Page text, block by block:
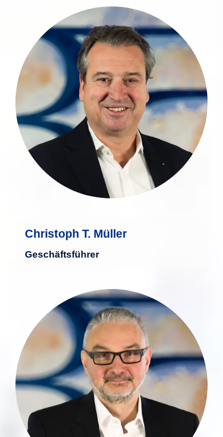
Christoph T. Müller
Geschäftsführer
Christoph T. Müller ist ein erfahrener
Finanzexperte und verfügt über 3
Jahrzehnte Expertise im Finanzsektor.
Nach seiner Ausbildung zum
Bankkaufmann absolvierte er sein
Studium zum Diplom Ökonom an der
Ruhruniversität Bochum. Während der
letzten 28 Jahre betreute er seine
internationale Klientel bei renommierten
Banken in Zürich und Luxembourg,
davon die letzten 18 Jahre als Head of
Private Banking.
Mit knapp 30 Jahren Erfahrung in der
Finanzbranche bringt Ansgar Eckert
tiefgreifendes Fachwissen in der
Entwicklung und Strukturierung von
Asset-Management-Produkten und -
Prozessen mit. Seine Ausbildung als
Diplom-Kaufmann mit Schwerpunkt
Finance bildet dabei die Grundlage
seiner Expertise.